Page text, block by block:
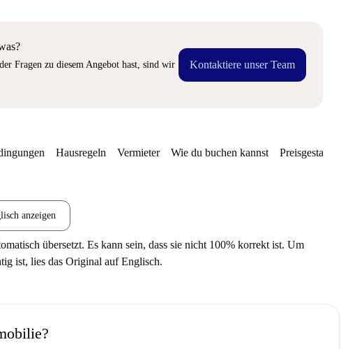
Fragen zu diesem Angebot hast, sind wir
Kontaktiere unser Team
Hausregeln Vermieter Wie du buchen kannst Preisgestaltung
anzeigen
übersetzt. Es kann sein, dass sie nicht 100% korrekt ist. Um
ist, lies das Original auf Englisch.